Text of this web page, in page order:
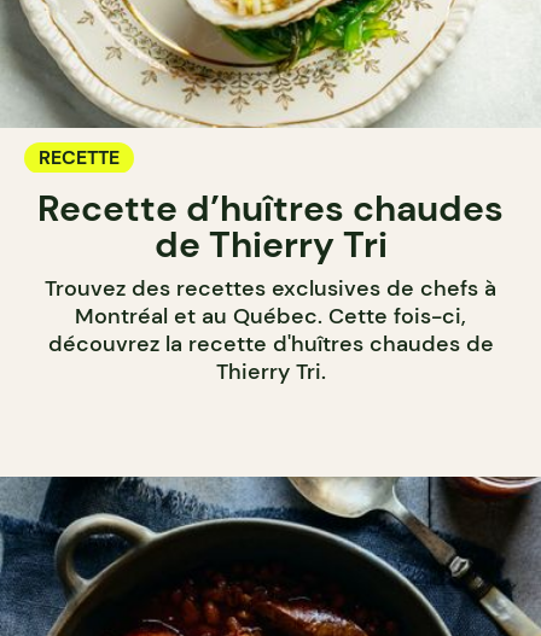
RECETTE
Recette d’huîtres chaudes
de Thierry Tri
Trouvez des recettes exclusives de chefs à
Montréal et au Québec. Cette fois-ci,
découvrez la recette d'huîtres chaudes de
Thierry Tri.